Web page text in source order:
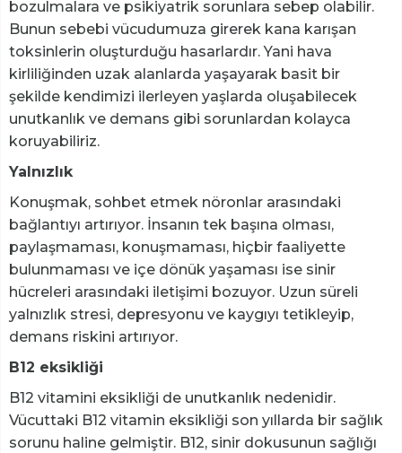
bozulmalara ve psikiyatrik sorunlara sebep olabilir.
Bunun sebebi vücudumuza girerek kana karışan
toksinlerin oluşturduğu hasarlardır. Yani hava
kirliliğinden uzak alanlarda yaşayarak basit bir
şekilde kendimizi ilerleyen yaşlarda oluşabilecek
unutkanlık ve demans gibi sorunlardan kolayca
koruyabiliriz.
Yalnızlık
Konuşmak, sohbet etmek nöronlar arasındaki
bağlantıyı artırıyor. İnsanın tek başına olması,
paylaşmaması, konuşmaması, hiçbir faaliyette
bulunmaması ve içe dönük yaşaması ise sinir
hücreleri arasındaki iletişimi bozuyor. Uzun süreli
yalnızlık stresi, depresyonu ve kaygıyı tetikleyip,
demans riskini artırıyor.
B12 eksikliği
B12 vitamini eksikliği de unutkanlık nedenidir.
Vücuttaki B12 vitamin eksikliği son yıllarda bir sağlık
sorunu haline gelmiştir. B12, sinir dokusunun sağlığı